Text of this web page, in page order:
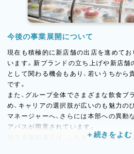
今後の事業展開について
現在も積極的に新店舗の出店を進めてお
います。新ブランドの立ち上げや新店舗
として関わる機会もあり、若いうちから
です。
また、グループ全体でさまざまな飲食ブ
め、キャリアの選択肢が広いのも魅力の
マネージャーへ、さらには本部への異動
アパスが用意されています。
独立支援制度では、これまでに60店舗以